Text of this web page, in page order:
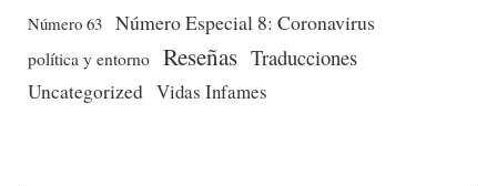
Número 63 Número Especial 8: Coronavirus
política y entorno Reseñas Traducciones
Uncategorized Vidas Infames